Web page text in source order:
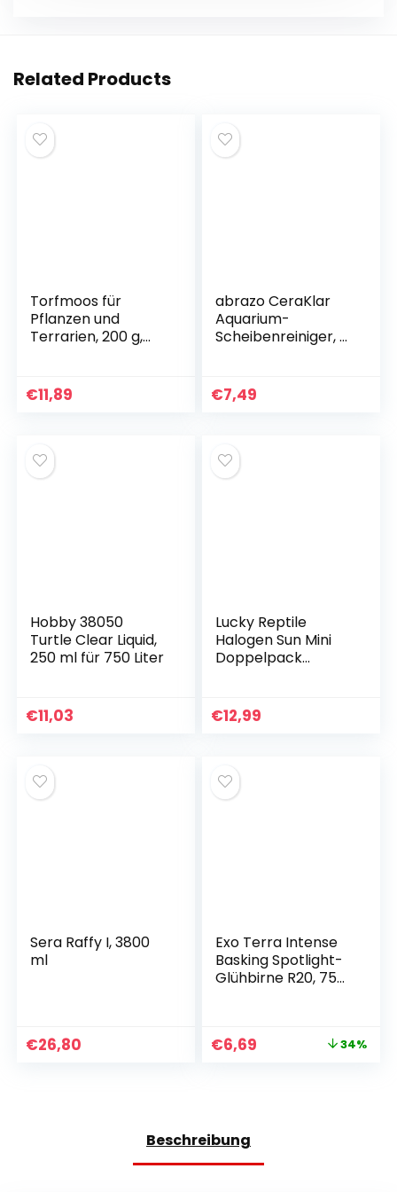
Related Products
Torfmoos für
Pflanzen und
Terrarien, 200 g,
Terrarien und
andere
€11,89
abrazo CeraKlar
Aquarium-
Scheibenreiniger, 2
Glasreiniger,
kratzfreier
und Terrarien
€7,49
Hobby 38050
Turtle Clear Liquid,
250 ml für 750 Liter
€11,03
Lucky Reptile
Halogen Sun Mini
Doppelpack
Watt
€12,99
Sera Raffy I, 3800
ml
€26,80
Exo Terra Intense
Basking Spotlight-
Glühbirne R20, 75
€6,69 34%
Beschreibung